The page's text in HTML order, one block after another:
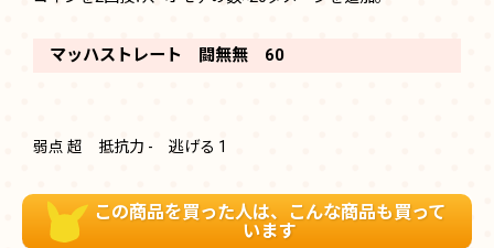
マッハストレート 闘無無 60
弱点 超 抵抗力 - 逃げる 1
この商品を買った人は、こんな商品も買って
います